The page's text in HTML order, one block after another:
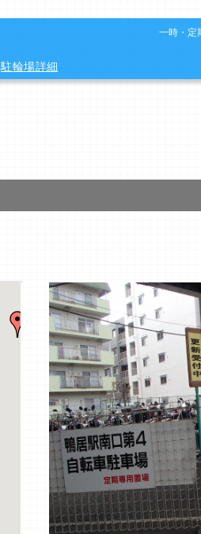
一時・定
駐輪場詳細